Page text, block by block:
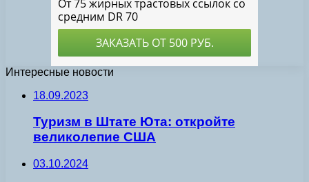
Интересные новости
18.09.2023
Туризм в Штате Юта: откройте
великолепие США
03.10.2024